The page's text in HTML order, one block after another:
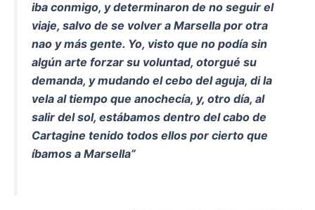
iba conmigo, y determinaron de no seguir el
viaje, salvo de se volver a Marsella por otra
nao y más gente. Yo, visto que no podía sin
algún arte forzar su voluntad, otorgué su
demanda, y mudando el cebo del aguja, di la
vela al tiempo que anochecía, y, otro día, al
salir del sol, estábamos dentro del cabo de
Cartagine tenido todos ellos por cierto que
íbamos a Marsella”